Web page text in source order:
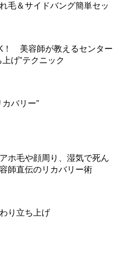
毛＆サイドバング簡単セッ
！ 美容師が教えるセンター
げ”テクニック
バリー”
ホ毛や顔周り、湿気で死ん
師直伝のリカバリー術
り立ち上げ